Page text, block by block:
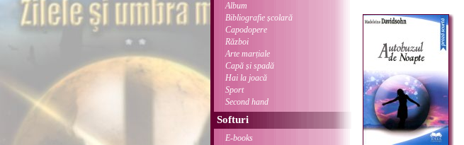
Album
Bibliografie școlară
Capodopere
Război
Arte marțiale
Capă și spadă
Hai la joacă
Sport
Second hand
Softuri
E-books